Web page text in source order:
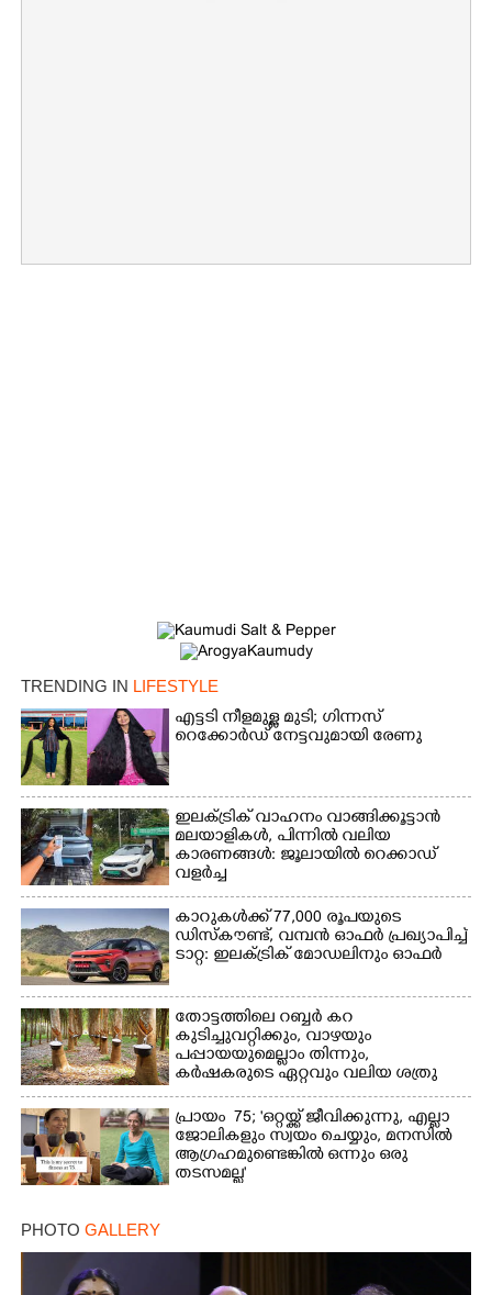
TRENDING IN LIFESTYLE
എട്ടടി നീളമുള്ള മുടി; ഗിന്നസ്
റെക്കോർഡ് നേട്ടവുമായി രേണു
ഇലക്ട്രിക് വാഹനം വാങ്ങിക്കൂട്ടാൻ
മലയാളികൾ, പിന്നിൽ വലിയ
കാരണങ്ങൾ: ജൂലായിൽ റെക്കാഡ്
വളർച്ച
കാറുകൾക്ക് 77,000 രൂപയുടെ
ഡിസ്കൗണ്ട്, വമ്പൻ ഓഫർ പ്രഖ്യാപിച്ച്
ടാറ്റ: ഇലക്ട്രിക് മോഡലിനും ഓഫർ
തോട്ടത്തിലെ റബ്ബർ കറ
കുടിച്ചുവറ്റിക്കും, വാഴയും
പപ്പായയുമെല്ലാം തിന്നും,
കർഷകരുടെ ഏറ്റവും വലിയ ശത്രു
പ്രായം ​ 75;​ 'ഒറ്റയ്ക്ക് ജീവിക്കുന്നു, എല്ലാ
ജോലികളും സ്വയം ചെയ്യും, മനസിൽ
ആഗ്രഹമുണ്ടെങ്കിൽ ഒന്നും ഒരു
തടസമല്ല'
PHOTO GALLERY
Share this link